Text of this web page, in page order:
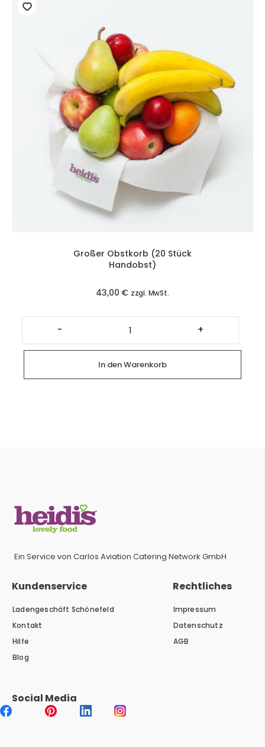
Großer Obstkorb (20 Stück
Handobst)
43,00 € zzgl. MwSt.
-
Großer
Obstkorb
(20
Stück
Handobst)
Menge
+
In den Warenkorb
Ein Service von Carlos Aviation Catering Network GmbH
Kundenservice
Ladengeschäft Schönefeld
Kontakt
Hilfe
Blog
Rechtliches
Impressum
Datenschutz
AGB
Social Media